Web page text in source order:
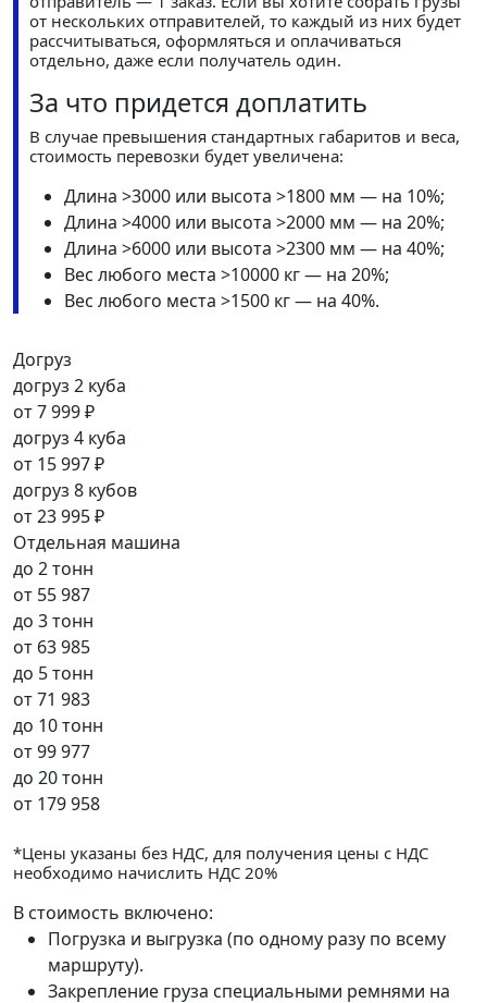
от нескольких отправителей, то каждый из них будет
рассчитываться, оформляться и оплачиваться
отдельно, даже если получатель один.
За что придется доплатить
В случае превышения стандартных габаритов и веса,
стоимость перевозки будет увеличена:
Длина >3000 или высота >1800 мм — на 10%;
Длина >4000 или высота >2000 мм — на 20%;
Длина >6000 или высота >2300 мм — на 40%;
Вес любого места >10000 кг — на 20%;
Вес любого места >1500 кг — на 40%.
Догруз
догруз 2 куба
от7 999 ₽
догруз 4 куба
от 15 997 ₽
догруз 8 кубов
от23 995 ₽
Отдельная машина
до 2 тонн
от 55 987
до 3 тонн
от 63 985
до 5 тонн
от71 983
до 10 тонн
от99 977
до 20 тонн
от 179 958
*Цены указаны без НДС, для получения цены с НДС
необходимо начислить НДС 20%
В стоимость включено:
Погрузка и выгрузка (по одному разу по всему
маршруту).
Закрепление груза специальными ремнями на